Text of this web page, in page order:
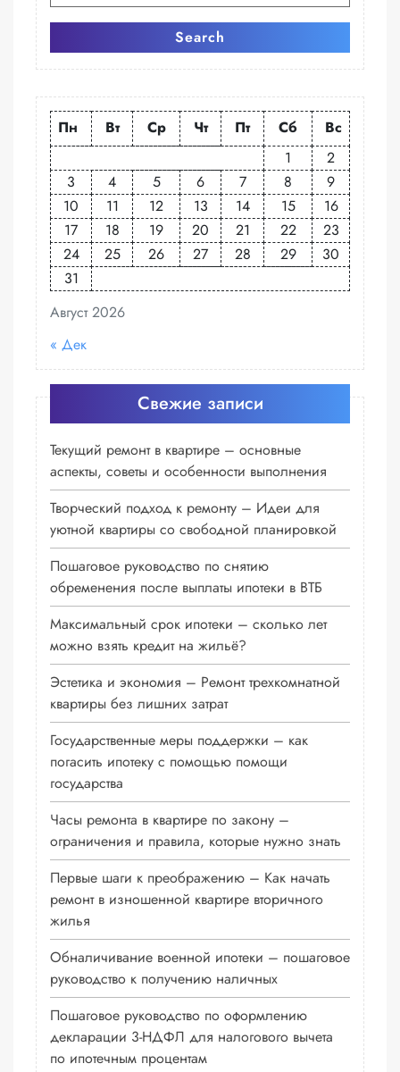
Search
Август 2026
Пн Вт Ср Чт Пт Сб
Вс
1
2
3
4 5 6 7 8
9
10
11 12 13 14 15
16
17
18 19 20 21 22
23
24
25 26 27 28 29
30
31
« Дек
Свежие записи
Текущий ремонт в квартире – основные
аспекты, советы и особенности выполнения
Творческий подход к ремонту – Идеи для
уютной квартиры со свободной планировкой
Пошаговое руководство по снятию
обременения после выплаты ипотеки в ВТБ
Максимальный срок ипотеки – сколько лет
можно взять кредит на жильё?
Эстетика и экономия – Ремонт трехкомнатной
квартиры без лишних затрат
Государственные меры поддержки – как
погасить ипотеку с помощью помощи
государства
Часы ремонта в квартире по закону –
ограничения и правила, которые нужно знать
Первые шаги к преображению – Как начать
ремонт в изношенной квартире вторичного
жилья
Обналичивание военной ипотеки – пошаговое
руководство к получению наличных
Пошаговое руководство по оформлению
декларации 3-НДФЛ для налогового вычета
по ипотечным процентам